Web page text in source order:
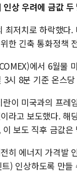
상 우려에 금값 두
최저치로 하락했다
한 긴축 통화정책
에서 6월물
3시 8분 기준 온스
이 미국과의 프레
라고 보도했다. 해
보도 직후 금값은
히 에너지 가격발
) 인상하도록 만들